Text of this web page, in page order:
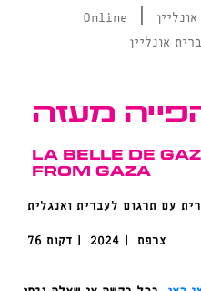
Online |
אונליין
מעזה
La belle de
from Gaza
2024 | צרפת